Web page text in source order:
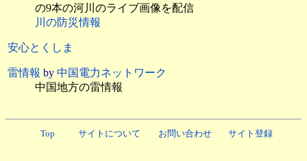
の9本の河川のライブ画像を配信
川の防災情報
安心とくしま
雷情報 by 中国電力ネットワーク
中国地方の雷情報
Top サイトについて お問い合わせ サイト登録